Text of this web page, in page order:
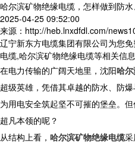
哈尔滨矿物绝缘电缆，怎样做到防
2025-04-25 09:52:00
来源：http://heb.lnxdfdl.com/
辽宁新东方电缆集团有限公司为您
电缆,哈尔滨矿物绝缘电缆等相关信
在电力传输的广阔天地里， 沈阳哈
超级英雄，凭借其卓越的防水、防
为用电安全筑起坚不可摧的堡垒。
超凡本领的呢？​
从结构上看， 哈尔滨矿物绝缘电缆